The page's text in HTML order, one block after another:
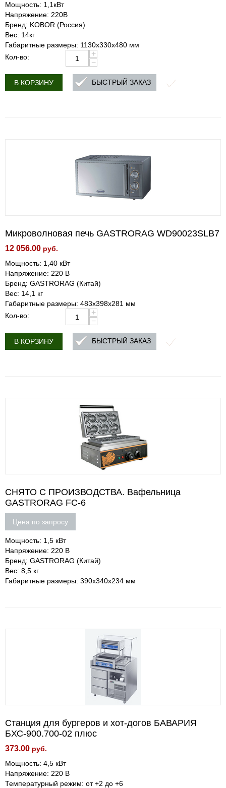
Мощность: 1,1кВт
Напряжение: 220В
Бренд: KOBOR (Россия)
Вес: 14кг
Габаритные размеры: 1130х330х480 мм
Кол-во:
+
−
В КОРЗИНУ БЫСТРЫЙ ЗАКАЗ
Микроволновая печь GASTRORAG WD90023SLB7
12 056.00 руб.
Мощность: 1,40 кВт
Напряжение: 220 В
Бренд: GASTRORAG (Китай)
Вес: 14,1 кг
Габаритные размеры: 483x398x281 мм
Кол-во:
+
−
В КОРЗИНУ БЫСТРЫЙ ЗАКАЗ
СНЯТО С ПРОИЗВОДСТВА. Вафельница
GASTRORAG FC-6
Цена по запросу
Мощность: 1,5 кВт
Напряжение: 220 В
Бренд: GASTRORAG (Китай)
Вес: 8,5 кг
Габаритные размеры: 390х340х234 мм
Станция для бургеров и хот-догов БАВАРИЯ
БХС-900.700-02 плюс
373.00 руб.
Мощность: 4,5 кВт
Напряжение: 220 В
Температурный режим: от +2 до +6